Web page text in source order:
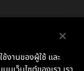
งานของผู้ใช้ และ